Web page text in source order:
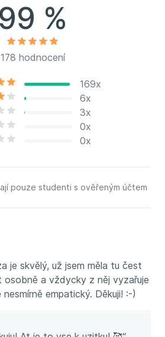
v rámci projektu Terapie
sdílením
99 %
178 hodnocení
169x
6x
3x
0x
0x
pouze studenti s ověřeným účtem
je skvělý, už jsem měla tu čest
a vždycky z něj vyzařuje
empatický. Děkuji! :-)